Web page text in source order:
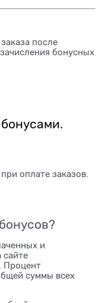
после
бонусных
оплате заказов.
и
сайте
Процент
суммы всех